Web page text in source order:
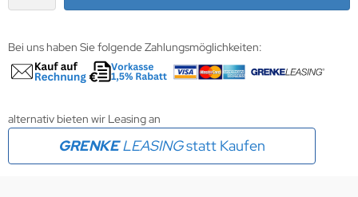
Bei uns haben Sie folgende Zahlungsmöglichkeiten:
alternativ bieten wir Leasing an
GRENKELEASINGstatt Kaufen